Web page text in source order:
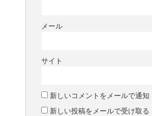
メール
サイト
新しいコメントをメールで通知
新しい投稿をメールで受け取る